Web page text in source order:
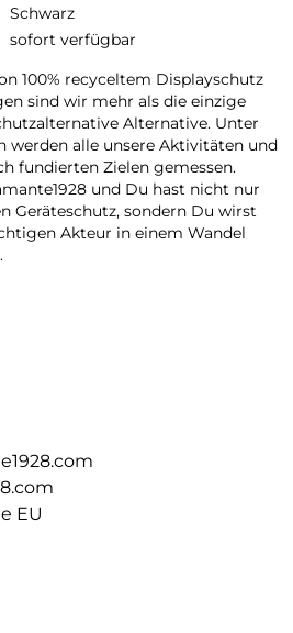
Schwarz
sofort verfügbar
100% recyceltem Displayschutz
sind wir mehr als die einzige
Alternative. Unter
werden alle unsere Aktivitäten und
fundierten Zielen gemessen.
und Du hast nicht nur
Geräteschutz, sondern Du wirst
Akteur in einem Wandel
wir mit Sicherheit, dass unsere
sagen.
hält wie Dein Handy oder Tablet.
BILDSCHIRM BEDIENUNG:
reagiert wie der
eco-shield ist mit nur 0,4
EU